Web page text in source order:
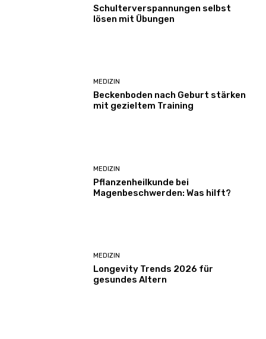
Schulterverspannungen selbst
lösen mit Übungen
MEDIZIN
Beckenboden nach Geburt stärken
mit gezieltem Training
MEDIZIN
Pflanzenheilkunde bei
Magenbeschwerden: Was hilft?
MEDIZIN
Longevity Trends 2026 für
gesundes Altern